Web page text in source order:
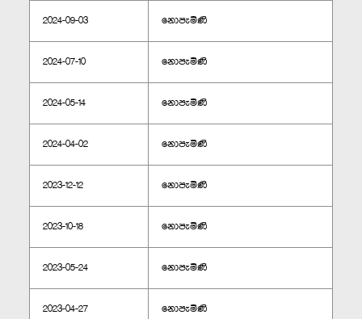
2024-09-03 නොපැමිණි
2024-07-10 නොපැමිණි
2024-05-14 නොපැමිණි
2024-04-02 නොපැමිණි
2023-12-12 නොපැමිණි
2023-10-18 නොපැමිණි
2023-05-24 නොපැමිණි
2023-04-27 නොපැමිණි